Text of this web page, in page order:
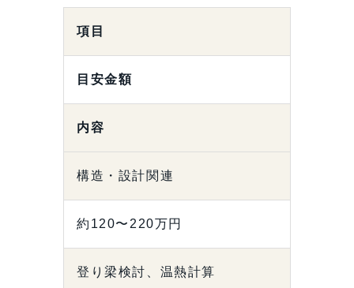
項目
目安金額
内容
構造・設計関連
約120〜220万円
登り梁検討、温熱計算